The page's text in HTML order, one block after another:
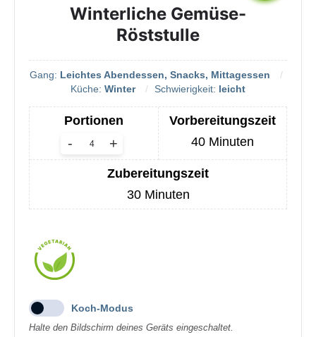
Winterliche Gemüse-
Röststulle
Gang: Leichtes Abendessen, Snacks, Mittagessen
Küche: Winter Schwierigkeit: leicht
Portionen
+
-
Vorbereitungszeit
40 Minuten
Zubereitungszeit
30 Minuten
Koch-Modus
Halte den Bildschirm deines Geräts eingeschaltet.